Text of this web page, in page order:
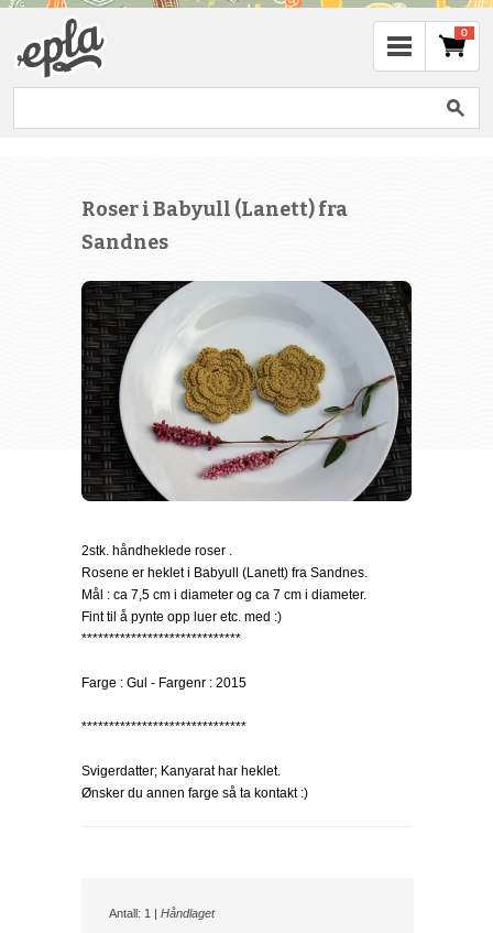
0
Roser i Babyull (Lanett) fra
Sandnes
2stk. håndheklede roser .
Rosene er heklet i Babyull (Lanett) fra Sandnes.
Mål : ca 7,5 cm i diameter og ca 7 cm i diameter.
Fint til å pynte opp luer etc. med :)
*****************************
Farge : Gul - Fargenr : 2015
******************************
Svigerdatter; Kanyarat har heklet.
Ønsker du annen farge så ta kontakt :)
Antall: 1 | Håndlaget